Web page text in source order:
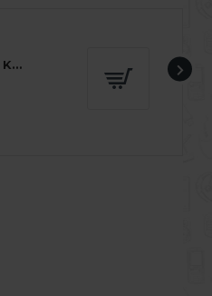
Husa spate pentru Samsung Galaxy S26 Keephone Kevilar Magsafe - Negru